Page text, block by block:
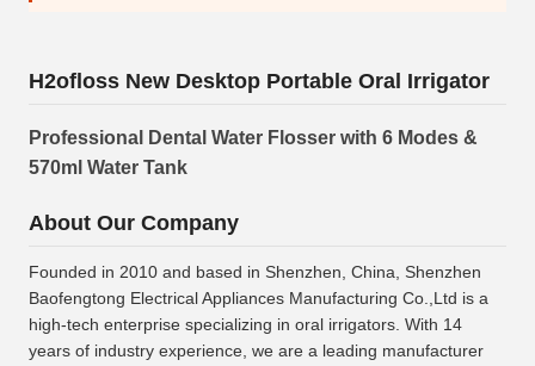
H2ofloss New Desktop Portable Oral Irrigator
Professional Dental Water Flosser with 6 Modes &
570ml Water Tank
About Our Company
Founded in 2010 and based in Shenzhen, China, Shenzhen
Baofengtong Electrical Appliances Manufacturing Co.,Ltd is a
high-tech enterprise specializing in oral irrigators. With 14
years of industry experience, we are a leading manufacturer